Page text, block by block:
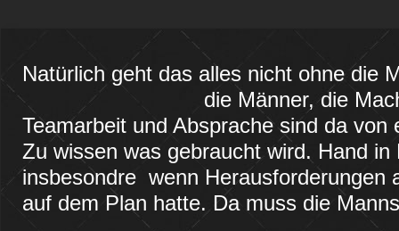
Natürlich geht das alles nicht ohne die
die Männer, die
Teamarbeit und Absprache sind da
Zu wissen was gebraucht wird. Hand
insbesondre wenn Herausforderungen
auf dem Plan hatte. Da muss die